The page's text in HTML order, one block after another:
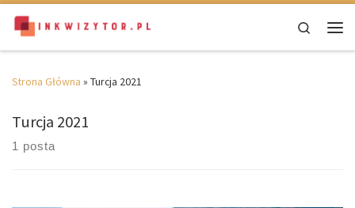
Skip to content
Search
Strona Główna » Turcja 2021
Turcja 2021
1 posta